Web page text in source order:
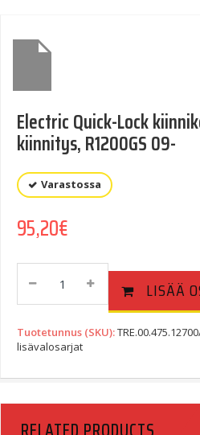
Electric Quick-Lock
kiinnitys, R1200GS 09-
Varastossa
95,20€
Kiinnike
BMW
Kiinnitys,
Quantity
LISÄÄ
Tuotetunnus (SKU):
lisävalosarjat